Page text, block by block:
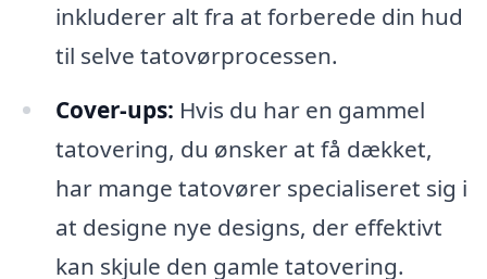
inkluderer alt fra at forberede din hud
til selve tatovørprocessen.
Cover-ups: Hvis du har en gammel
tatovering, du ønsker at få dækket,
har mange tatovører specialiseret sig i
at designe nye designs, der effektivt
kan skjule den gamle tatovering.